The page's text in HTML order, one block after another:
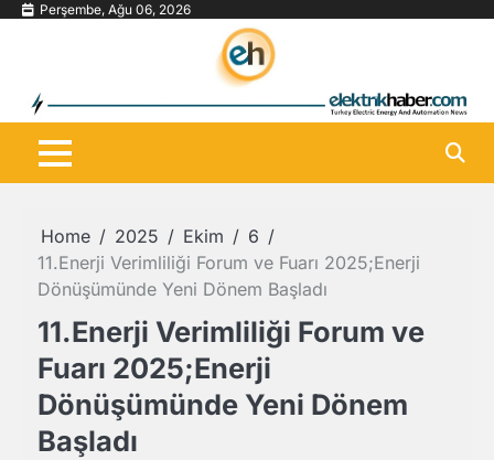
Skip Perşembe, Ağu 06, 2026
Home 2025 Ekim
6
11.Enerji Verimliliği Forum ve Fuarı 2025;Enerji
Dönüşümünde Yeni Dönem Başladı
11.Enerji Verimliliği Forum ve
Fuarı 2025;Enerji
Dönüşümünde Yeni Dönem
Başladı